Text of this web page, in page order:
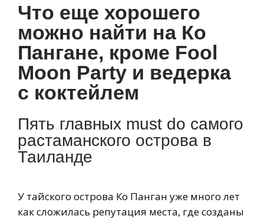
Что еще хорошего
можно найти на Ко
Пангане, кроме Fool
Moon Party и ведерка
с коктейлем
Пять главных must do самого
растаманского острова в
Таиланде
У тайского острова Ко Панган уже много лет
как сложилась репутация места, где созданы